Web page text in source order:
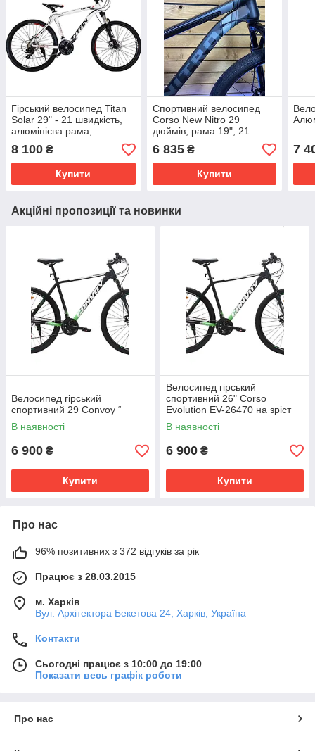
Гірський велосипед Titan
Solar 29" - 21 швидкість,
алюмінієва рама,
обладнання Shimano
8 100 ₴
Купити
Спортивний велосипед
Corso New Nitro 29
дюймів, рама 19", 21
швидкість Shimano,
сталева рама
6 835₴
Купити
7
Акційні пропозиції та новинки
Велосипед гірський
спортивний 29 Convoy “
В наявності
6 900 ₴
Купити
Велосипед гірський
спортивний 26" Corso
Evolution EV-26470 на зріст
130-145 см
В наявності
6 900 ₴
Купити
Про нас
96% позитивних з 372 відгуків за рік
Працює з 28.03.2015
м. Харків
Вул. Архітектора Бекетова 24, Харків, Україна
Контакти
Сьогодні працює з 10:00 до 19:00
Показати весь графік роботи
Про нас